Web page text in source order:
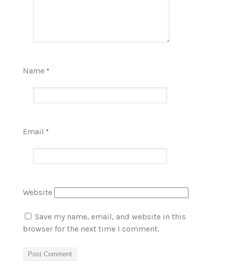
Name*
Email*
Website
Save my name, email, and website in this
browser for the next time I comment.